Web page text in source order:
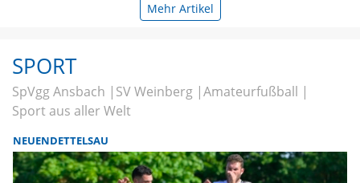
Mehr Artikel
SPORT
SpVgg Ansbach SV Weinberg Amateurfußball
Sport aus aller Welt
NEUENDETTELSAU